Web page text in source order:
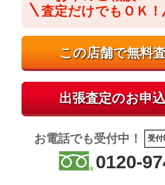
査定だけでもＯＫ！
お電話でも受付中！ 受付
0120-